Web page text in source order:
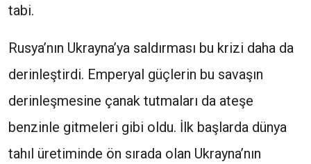
tabi.
Rusya’nın Ukrayna’ya saldırması bu krizi daha da
derinleştirdi. Emperyal güçlerin bu savaşın
derinleşmesine çanak tutmaları da ateşe
benzinle gitmeleri gibi oldu. İlk başlarda dünya
tahıl üretiminde ön sırada olan Ukrayna’nın